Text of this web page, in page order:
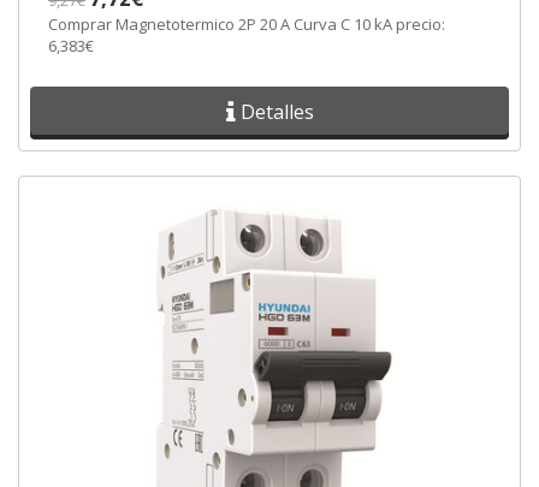
Comprar Magnetotermico 2P 20 A Curva C 10 kA precio:
6,383€
Detalles